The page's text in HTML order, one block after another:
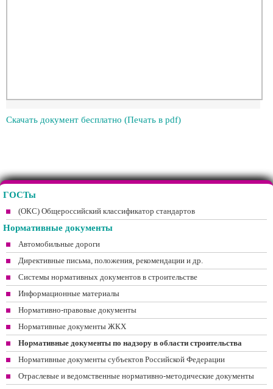
Скачать документ бесплатно (Печать в pdf)
ГОСТы
(ОКС) Общероссийский классификатор стандартов
Нормативные документы
Автомобильные дороги
Директивные письма, положения, рекомендации и др.
Системы нормативных документов в строительстве
Информационные материалы
Нормативно-правовые документы
Нормативные документы ЖКХ
Нормативные документы по надзору в области строительства
Нормативные документы субъектов Российской Федерации
Отраслевые и ведомственные нормативно-методические документы